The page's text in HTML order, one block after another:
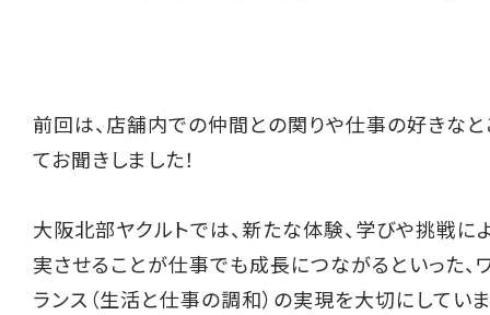
前回は、店舗内での仲間との関りや仕事の好きな
てお聞きしました！
大阪北部ヤクルトでは、新たな体験、学びや挑戦に
実させることが仕事でも成長につながるといった、
ランス（生活と仕事の調和）の実現を大切にしていま